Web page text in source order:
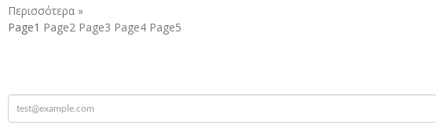
Περισσότερα »
Page1 Page2 Page3 Page4 Page5
mail